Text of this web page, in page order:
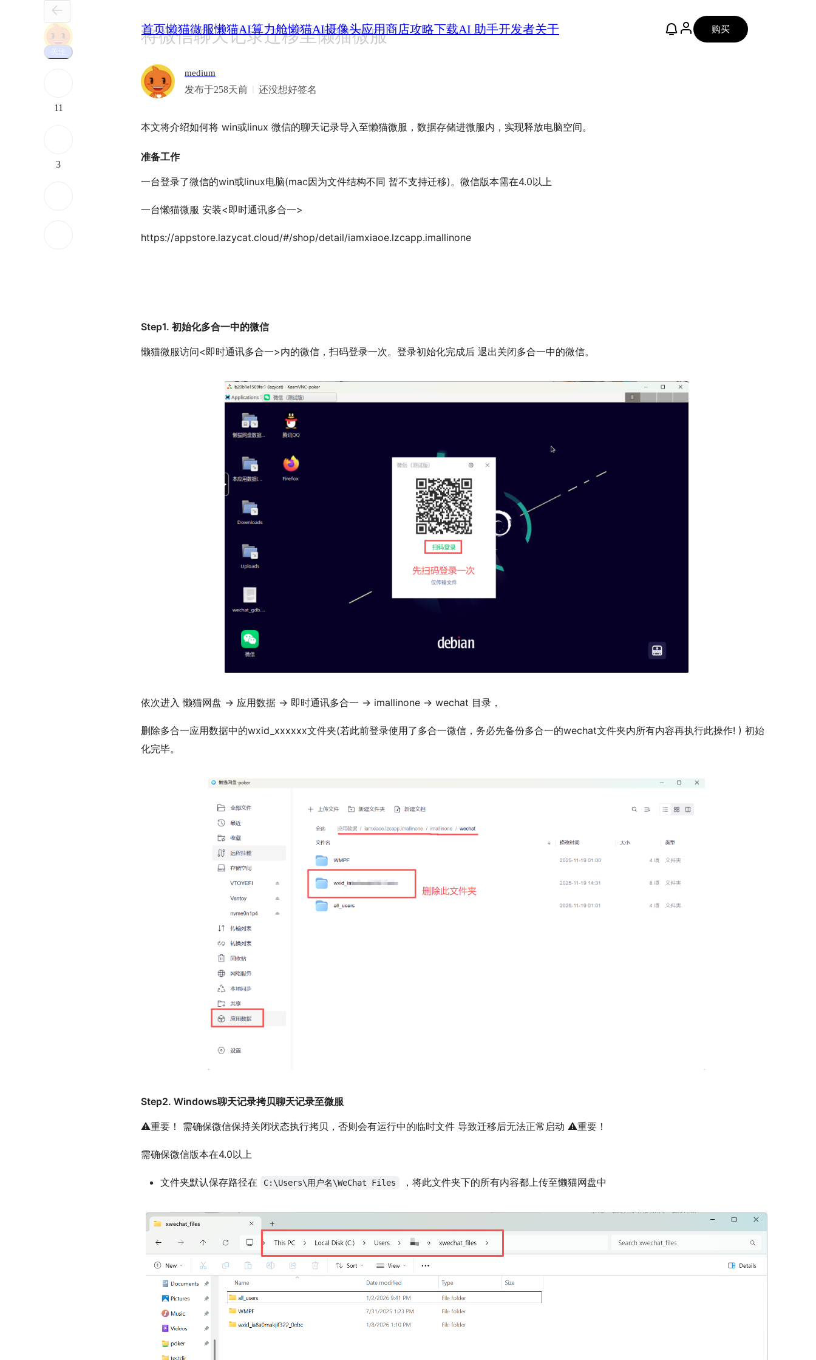
首页懒猫微服懒猫AI算力舱懒猫AI摄像头应用商店攻略下载AI 助手开发者关于 购买
关注
11
3
将微信聊天记录迁移至懒猫微服
medium
发布于258天前 还没想好签名
本文将介绍如何将 win或linux 微信的聊天记录导入至懒猫微服，数据存储进微服内，实现释放电脑空间。
准备工作
一台登录了微信的win或linux电脑(mac因为文件结构不同 暂不支持迁移)。微信版本需在4.0以上
一台懒猫微服 安装<即时通讯多合一>
https://appstore.lazycat.cloud/#/shop/detail/iamxiaoe.lzcapp.imallinone
Step1. 初始化多合一中的微信
懒猫微服访问<即时通讯多合一>内的微信，扫码登录一次。登录初始化完成后 退出关闭多合一中的微信。
依次进入 懒猫网盘 -> 应用数据 -> 即时通讯多合一 -> imallinone -> wechat 目录，
删除多合一应用数据中的wxid_xxxxxx文件夹(若此前登录使用了多合一微信，务必先备份多合一的wechat文件夹内所有内容再执行此操作! ) 初始
化完毕。
Step2. Windows聊天记录拷贝聊天记录至微服
⚠重要！ 需确保微信保持关闭状态执行拷贝，否则会有运行中的临时文件 导致迁移后无法正常启动 ⚠重要！
需确保微信版本在4.0以上
文件夹默认保存路径在 C:\Users\用户名\WeChat Files ，将此文件夹下的所有内容都上传至懒猫网盘中